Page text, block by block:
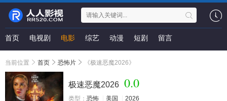
首页 电视剧 电影 综艺 动漫 短剧 留言
当前位置 首页 恐怖片 《极速恶魔2026》
极速恶魔2026 0.0
类型： 恐怖 美国
2026